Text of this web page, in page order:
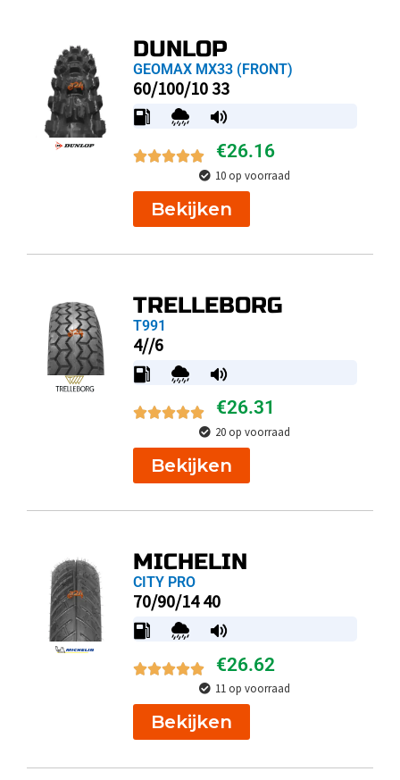
DUNLOP
GEOMAX MX33 (FRONT)
60/100/10 33
€26.16
10 op voorraad
Bekijken
TRELLEBORG
T991
4//6
€26.31
20 op voorraad
Bekijken
MICHELIN
CITY PRO
70/90/14 40
€26.62
11 op voorraad
Bekijken